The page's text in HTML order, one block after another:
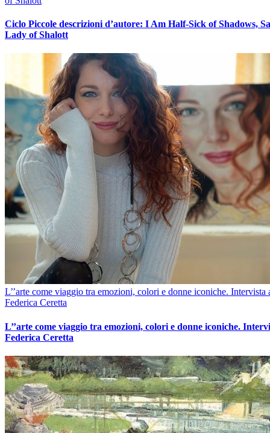
Ciclo Piccole descrizioni d’autore: I Am Half-Sick of Shadows,
Lady of Shalott
L’’arte come viaggio tra emozioni, colori e donne iconiche. Intervista
Federica Ceretta
L’’arte come viaggio tra emozioni, colori e donne iconiche.
Federica Ceretta